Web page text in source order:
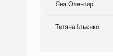
Яна Олентир
Тетяна Ільєнко